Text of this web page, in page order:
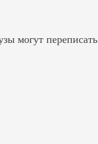
могут переписать